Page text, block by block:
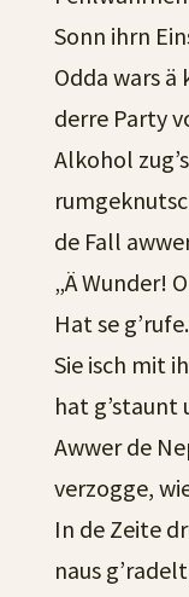
Sonn ihrn
Odda wars
derre Party
Alkohol
de Fall
„Ä Wunder!
Hat se g’rufe.
Sie isch mit
hat g’staunt
Awwer de
verzogge,
In de Zeite
naus